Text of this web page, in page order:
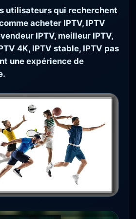
utilisateurs qui recherchent
acheter IPTV, IPTV
IPTV, meilleur IPTV,
4K, IPTV stable, IPTV pas
une expérience de